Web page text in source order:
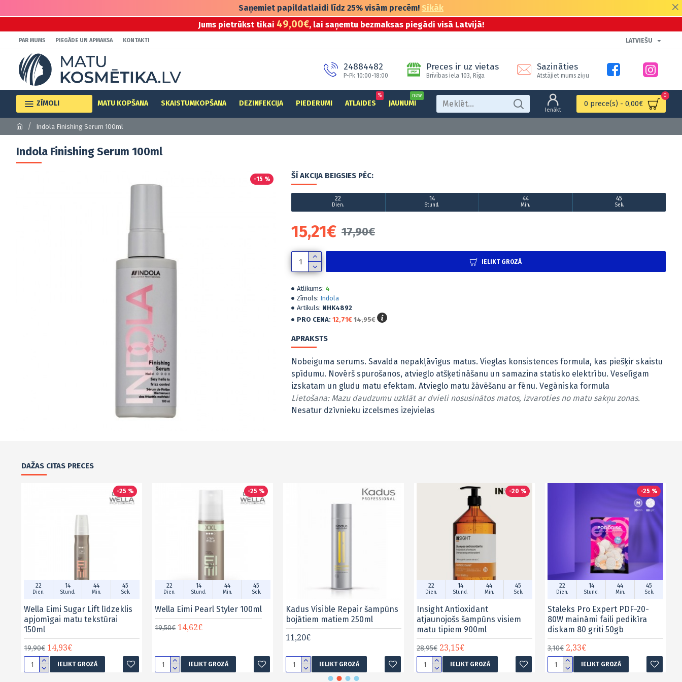
Saņemiet papildatlaidi līdz 25% visām precēm! Sīkāk
Jums pietrūkst tikai 49,00€, lai saņemtu bezmaksas piegādi visā Latvijā!
PAR MUMS PIEGĀDE UN APMAKSA KONTAKTI LATVIEŠU
24884482
P-Pk 10:00-18:00
Preces ir uz vietas
Brīvības iela 103, Rīga
Sazināties
Atstājiet mums ziņu
ZĪMOLI MATU KOPŠANA SKAISTUMKOPŠANA DEZINFEKCIJA PIEDERUMI ATLAIDES
%
JAUNUMI
new
Ienākt
0 prece(s) - 0,00€
0
Indola Finishing Serum 100ml
Indola Finishing Serum 100ml
-15 %
Atlikums: 4
Zīmols: Indola
Artikuls: NHK4892
PRO CENA: 12,71€ 14,95€
ŠĪ AKCIJA BEIGSIES PĒC:
22
Dien.
14
Stund.
44
Min.
45
Sek.
17,90€
15,21€
IELIKT GROZĀ
APRAKSTS
Nobeiguma serums. Savalda nepakļāvīgus matus. Vieglas konsistences formula, kas piešķir skaistu
spīdumu. Novērš spurošanos, atvieglo atšķetināšanu un samazina statisko elektrību. Veselīgam
izskatam un gludu matu efektam. Atvieglo matu žāvēšanu ar fēnu. Vegāniska formula
Lietošana: Mazu daudzumu uzklāt ar dvieli nosusinātos matos, izvaroties no matu sakņu zonas.
Nesatur dzīvnieku izcelsmes izejvielas
DAŽAS CITAS PRECES
-25 %
22
Dien.
14
Stund.
44
Min.
45
Sek.
Wella Eimi Sugar Lift līdzeklis
apjomīgai matu tekstūrai
150ml
19,90€ 14,93€
IELIKT GROZĀ
-25 %
22
Dien.
14
Stund.
44
Min.
45
Sek.
Wella Eimi Pearl Styler 100ml
19,50€ 14,62€
IELIKT GROZĀ
Kadus Visible Repair šampūns
bojātiem matiem 250ml
11,20€
IELIKT GROZĀ
-20 %
22
Dien.
14
Stund.
44
Min.
45
Sek.
Insight Antioxidant
atjaunojošs šampūns visiem
matu tipiem 900ml
28,95€ 23,15€
IELIKT GROZĀ
-25 %
22
Dien.
14
Stund.
44
Min.
45
Sek.
Staleks Pro Expert PDF-20-
80W maināmi faili pedikīra
diskam 80 griti 50gb
3,10€ 2,33€
IELIKT GROZĀ